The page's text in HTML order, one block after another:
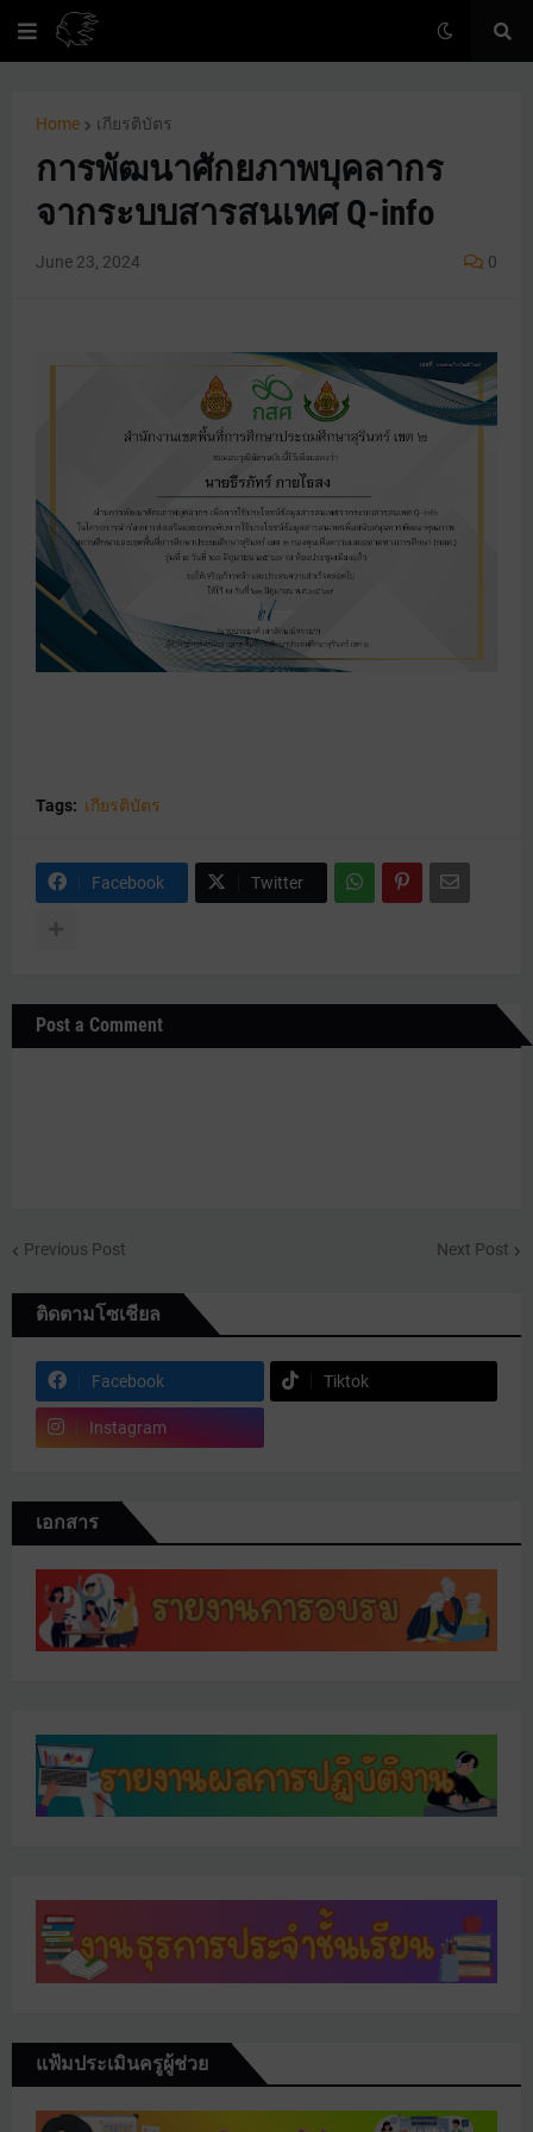
Home เกียรติบัตร
การพัฒนาศักยภาพบุคลากร
จากระบบสารสนเทศ Q-info
June 23, 2024 0
Tags: เกียรติบัตร
Facebook Twitter
Post a Comment
Previous Post Next Post
ติดตามโซเชียล
Facebook Tiktok
Instagram
เอกสาร
แฟ้มประเมินครูผู้ช่วย